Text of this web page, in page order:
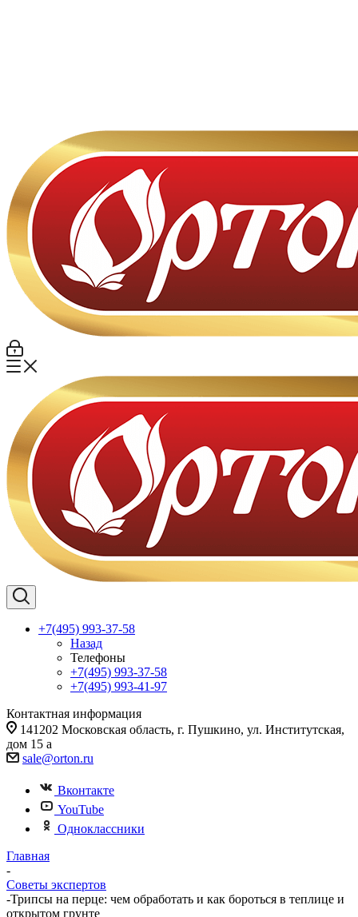
+7(495) 993-37-58
Назад
Телефоны
+7(495) 993-37-58
+7(495) 993-41-97
Контактная информация
141202 Московская область, г. Пушкино, ул. Институтская,
дом 15 а
sale@orton.ru
Вконтакте
YouTube
Одноклассники
Главная
-
Советы экспертов
-Трипсы на перце: чем обработать и как бороться в теплице и
открытом грунте